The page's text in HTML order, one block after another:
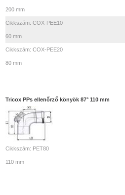
200 mm
Cikkszám: COX-PEE10
60 mm
Cikkszám: COX-PEE20
80 mm
Tricox PPs ellenőrző könyök 87° 110 mm
Cikkszám: PET80
110 mm